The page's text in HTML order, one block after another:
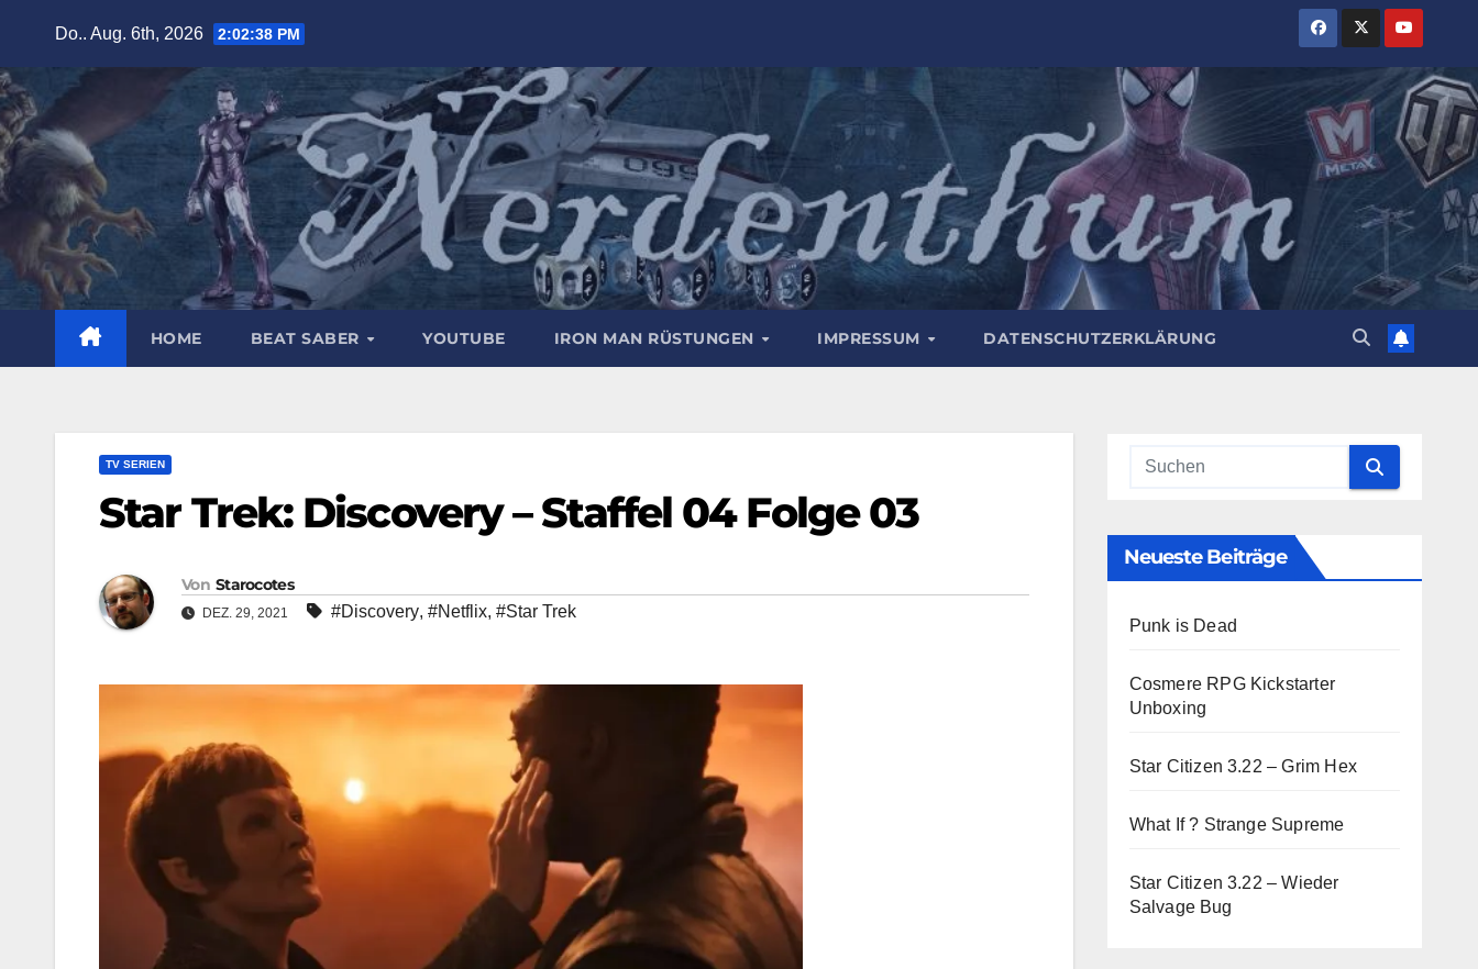
springen
Do.. Aug. 6th, 2026 2:02:40 PM
HOME BEAT SABER YOUTUBE IRON MAN RÜSTUNGEN IMPRESSUM DATENSCHUTZERKLÄRUNG
TV SERIEN
Star Trek: Discovery – Staffel 04 Folge 03
Von Starocotes
DEZ. 29, 2021 #Discovery, #Netflix, #Star Trek
Neueste Beiträge
Punk is Dead
Cosmere RPG Kickstarter
Unboxing
Star Citizen 3.22 – Grim Hex
What If ? Strange Supreme
Star Citizen 3.22 – Wieder
Salvage Bug